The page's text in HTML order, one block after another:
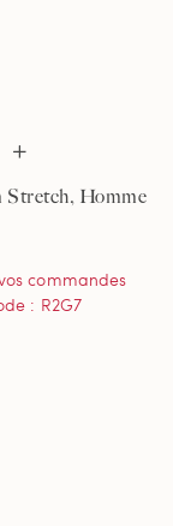
Stretch, Homme
commandes
: R2G7